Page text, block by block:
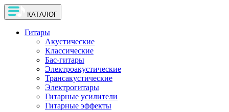
КАТАЛОГ
Гитары
Акустические
Классические
Бас-гитары
Электроакустические
Трансакустические
Электрогитары
Гитарные усилители
Гитарные эффекты